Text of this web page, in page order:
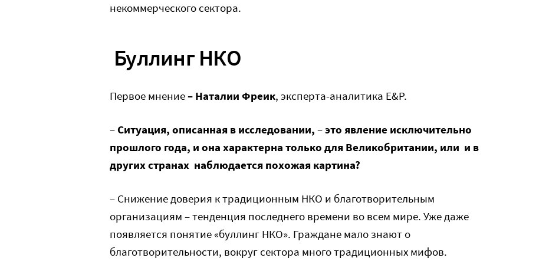
некоммерческого сектора.
Буллинг НКО
Первое мнение– Наталии Фреик, эксперта-аналитика E&P.
– Ситуация, описанная в исследовании, –это явление исключительно
прошлого года, и она характерна только для Великобритании, или и в
других странах наблюдается похожая картина?
– Снижение доверия к традиционным НКО и благотворительным
организациям – тенденция последнего времени во всем мире. Уже даже
появляется понятие «буллинг НКО». Граждане мало знают о
благотворительности, вокруг сектора много традиционных мифов.